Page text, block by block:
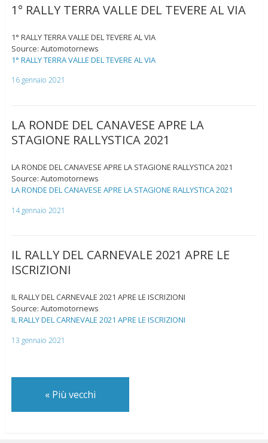
1° RALLY TERRA VALLE DEL TEVERE AL VIA
1° RALLY TERRA VALLE DEL TEVERE AL VIA
Source: Automotornews
1° RALLY TERRA VALLE DEL TEVERE AL VIA
16 gennaio 2021
LA RONDE DEL CANAVESE APRE LA
STAGIONE RALLYSTICA 2021
LA RONDE DEL CANAVESE APRE LA STAGIONE RALLYSTICA 2021
Source: Automotornews
LA RONDE DEL CANAVESE APRE LA STAGIONE RALLYSTICA 2021
14 gennaio 2021
IL RALLY DEL CARNEVALE 2021 APRE LE
ISCRIZIONI
IL RALLY DEL CARNEVALE 2021 APRE LE ISCRIZIONI
Source: Automotornews
IL RALLY DEL CARNEVALE 2021 APRE LE ISCRIZIONI
13 gennaio 2021
«Più vecchi